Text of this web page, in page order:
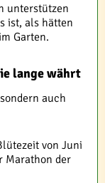
unterstützen
ist, als hätten
Garten.
lange währt
auch
von Juni
Marathon der